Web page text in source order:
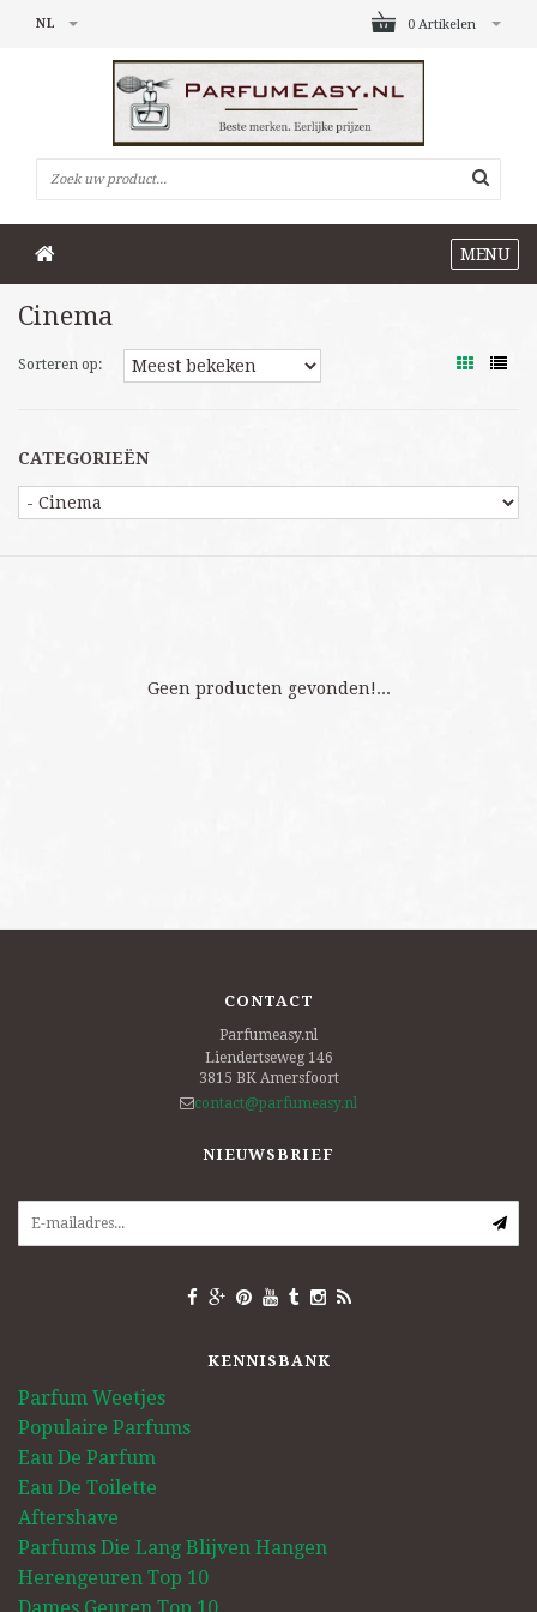
0 Artikelen
NL
MENU
Cinema
Sorteren op:
CATEGORIEËN
Geen producten gevonden!...
CONTACT
Parfumeasy.nl
Liendertseweg 146
3815 BK Amersfoort
contact@parfumeasy.nl
NIEUWSBRIEF
KENNISBANK
Parfum Weetjes
Populaire Parfums
Eau De Parfum
Eau De Toilette
Aftershave
Parfums Die Lang Blijven Hangen
Herengeuren Top 10